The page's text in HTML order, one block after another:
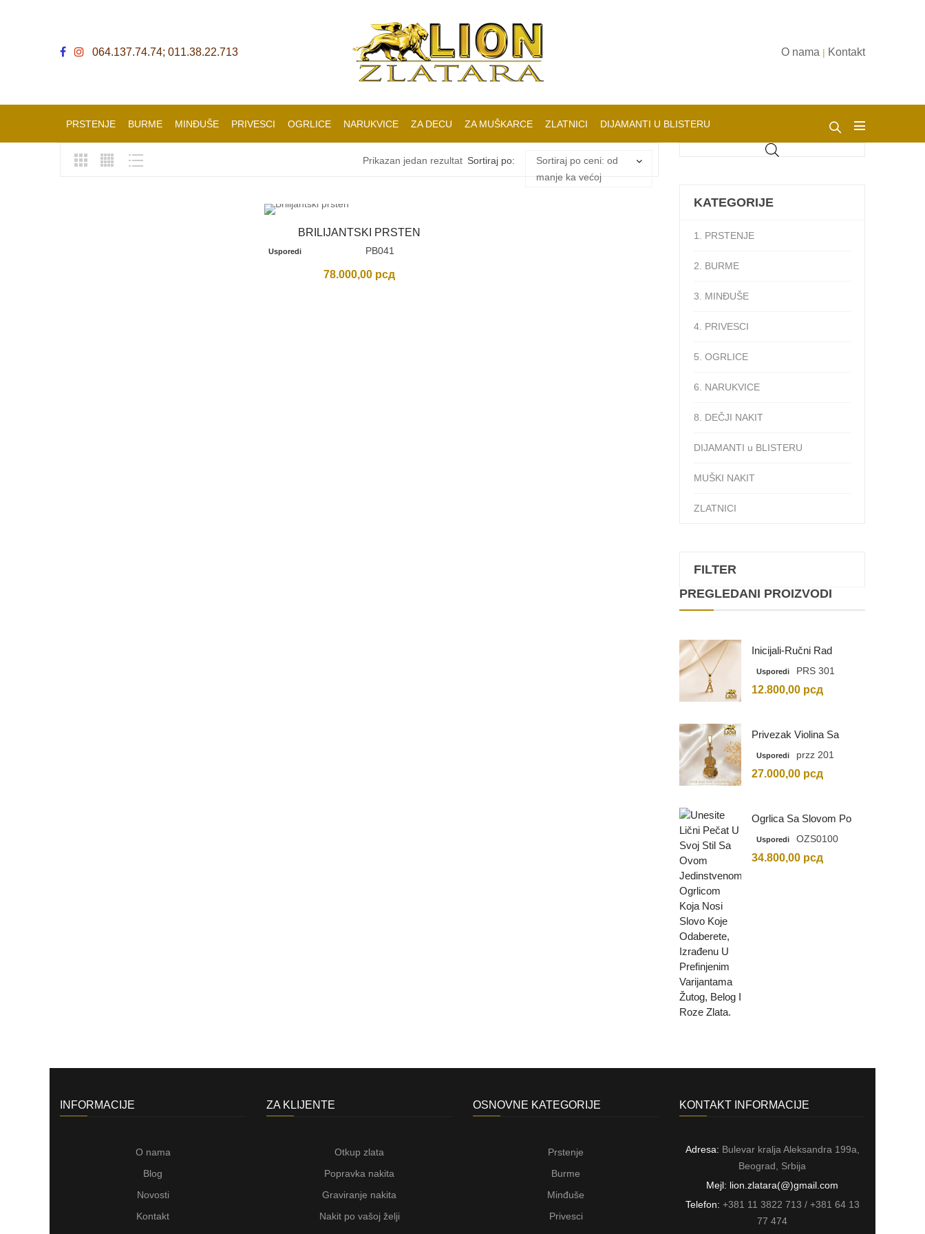
064.137.74.74; 011.38.22.713 O nama | Kontakt
PRSTENJE BURME MINĐUŠE PRIVESCI OGRLICE NARUKVICE ZA DECU ZA MUŠKARCE ZLATNICI DIJAMANTI U BLISTERU
Prikazan jedan rezultat Sortiraj po:
Sortiraj po ceni: od
manje ka većoj
BRILIJANTSKI PRSTEN
Usporedi PB041
78.000,00 рсд
KATEGORIJE
1. PRSTENJE
2. BURME
3. MINĐUŠE
4. PRIVESCI
5. OGRLICE
6. NARUKVICE
8. DEČJI NAKIT
DIJAMANTI u BLISTERU
MUŠKI NAKIT
ZLATNICI
FILTER
PREGLEDANI PROIZVODI
Inicijali-Ručni Rad
Usporedi PRS 301
12.800,00 рсд
Privezak Violina Sa
Graviranim Inicijalima
Usporedi przz 201
27.000,00 рсд
Ogrlica Sa Slovom Po
Vašem Izboru
Usporedi OZS0100
34.800,00 рсд
INFORMACIJE
O nama
Blog
Novosti
Kontakt
ZA KLIJENTE
Otkup zlata
Popravka nakita
Graviranje nakita
Nakit po vašoj želji
OSNOVNE KATEGORIJE
Prstenje
Burme
Minđuše
Privesci
KONTAKT INFORMACIJE
Adresa: Bulevar kralja Aleksandra 199a,
Beograd, Srbija
Mejl: lion.zlatara(@)gmail.com
Telefon: +381 11 3822 713 / +381 64 13
77 474